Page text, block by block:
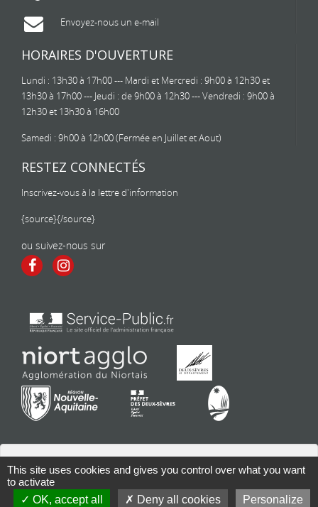
Envoyez-nous un e-mail
HORAIRES D'OUVERTURE
Lundi : 13h30 à 17h00 --- Mardi et Mercredi : 9h00 à 12h30 et
13h30 à 17h00 --- Jeudi : de 9h00 à 12h30 --- Vendredi : 9h00 à
12h30 et 13h30 à 16h00
Samedi : 9h00 à 12h00 (Fermée en Juillet et Aout)
RESTEZ CONNECTÉS
Inscrivez-vous à la lettre d'information
{source}{/source}
ou suivez-nous sur
Contact| Copyright 2026 - Tous droits réservés | Conception : Mairie
This site uses cookies and gives you control over what you want
to activate
OK, accept all
Deny all cookies Personalize